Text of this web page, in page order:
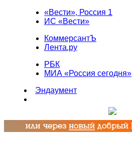
«Вести», Россия 1
ИС «Вести»
КоммерсантЪ
Лента.ру
РБК
МИА «Россия сегодня»
Эндаумент